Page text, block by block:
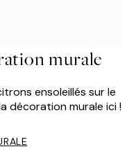
murale
ensoleillés sur le
décoration murale ici !